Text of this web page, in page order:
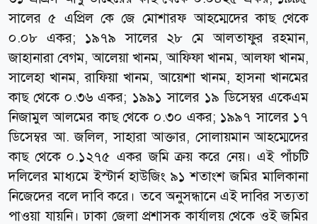
সালের ৫ এপ্রিল কে জে মোশারফ আহম্মেদের কাছ থেকে
০.০৮ একর; ১৯৭৯ সালের ২৮ মে আলতাফুর রহমান,
জাহানারা বেগম, আলেয়া খানম, আফিফা খানম, আলফা খানম,
সালেহা খানম, রাফিয়া খানম, আয়েশা খানম, হাসনা খানমের
কাছ থেকে ০.৩৬ একর; ১৯৯১ সালের ১৯ ডিসেম্বর একেএম
নিজামুল আলমের কাছ থেকে ০.৩০ একর; ১৯৯৭ সালের ১৭
ডিসেম্বর আ. জলিল, সাহারা আক্তার, সোলায়মান আহম্মেদের
কাছ থেকে ০.১২৭৫ একর জমি ক্রয় করে নেয়। এই পাঁচটি
দলিলের মাধ্যমে ইস্টার্ন হাউজিং ৯১ শতাংশ জমির মালিকানা
নিজেদের বলে দাবি করে। তবে অনুসন্ধানে এই দাবির সত্যতা
পাওয়া যায়নি। ঢাকা জেলা প্রশাসক কার্যালয় থেকে ওই জমির